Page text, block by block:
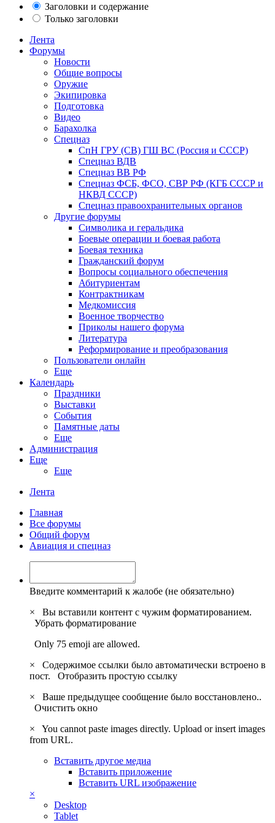
Заголовки и содержание
Только заголовки
Лента
Форумы
Новости
Общие вопросы
Оружие
Экипировка
Подготовка
Видео
Барахолка
Спецназ
СпН ГРУ (СВ) ГШ ВС (Россия и СССР)
Спецназ ВДВ
Спецназ ВВ РФ
Спецназ ФСБ, ФСО, СВР РФ (КГБ СССР и
НКВД СССР)
Спецназ правоохранительных органов
Другие форумы
Символика и геральдика
Боевые операции и боевая работа
Боевая техника
Гражданский форум
Вопросы социального обеспечения
Абитуриентам
Контрактникам
Медкомиссия
Военное творчество
Приколы нашего форума
Литература
Реформирование и преобразования
Пользователи онлайн
Еще
Календарь
Праздники
Выставки
События
Памятные даты
Еще
Администрация
Еще
Еще
Лента
Главная
Все форумы
Общий форум
Авиация и спецназ
Введите комментарий к жалобе (не обязательно)
×
Вы вставили контент с чужим форматированием.
Убрать форматирование
Only 75 emoji are allowed.
×
Содержимое ссылки было автоматически встроено в
пост. Отобразить простую ссылку
×
Ваше предыдущее сообщение было восстановлено..
Очистить окно
×
You cannot paste images directly. Upload or insert images
from URL.
Вставить другое медиа
Вставить приложение
Вставить URL изображение
×
Desktop
Tablet